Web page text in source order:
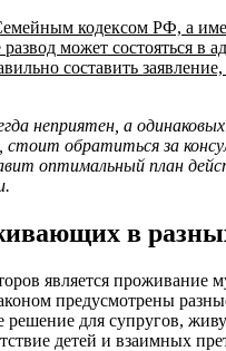
кодексом РФ, а
может состояться в
составить
неприятен, а
стоит обратиться за
оптимальный план
в
является проживание
предусмотрены
для супругов,
детей и взаимных